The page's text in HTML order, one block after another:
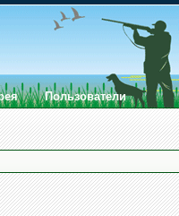
Пользователи